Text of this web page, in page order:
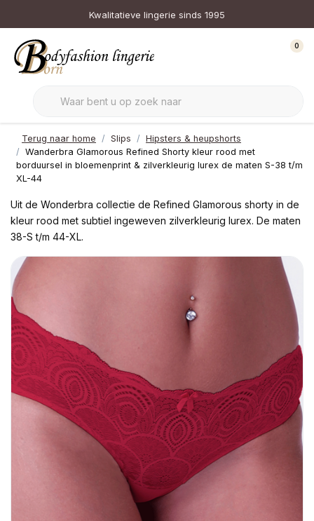
Kwalitatieve lingerie sinds 1995
0
Terug naar home Slips
Hipsters & heupshorts
Wanderbra Glamorous Refined Shorty kleur rood met
borduursel in bloemenprint & zilverkleurig lurex de maten S-38 t/m
XL-44
Uit de Wonderbra collectie de Refined Glamorous shorty in de
kleur rood met subtiel ingeweven zilverkleurig lurex. De maten
38-S t/m 44-XL.